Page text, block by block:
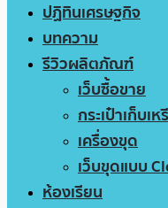
ปฏิทินเศรษฐกิจ
บทความ
รีวิวผลิตภัณฑ์
เว็บซื้อขาย
กระเป๋าเก็บเ
เครื่องขุด
เว็บขุดแบบ
ห้องเรียน